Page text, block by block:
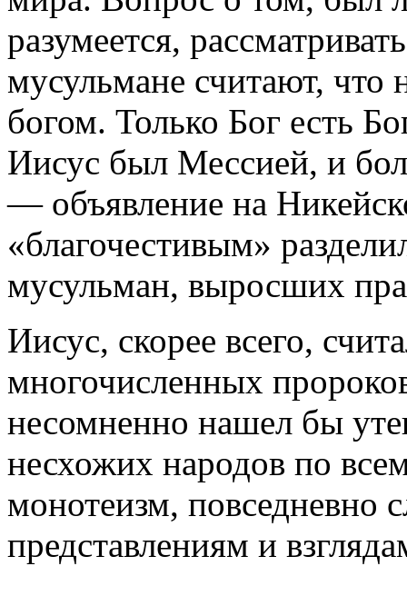
разумеется,
мусульмане считают, что
богом. Только Бог есть
Иисус был Мессией, и
— объявление на
«благочестивым»
мусульман, выросших
Иисус, скорее всего,
многочисленных
несомненно нашел бы
несхожих народов по
монотеизм, повседневно
представлениям и